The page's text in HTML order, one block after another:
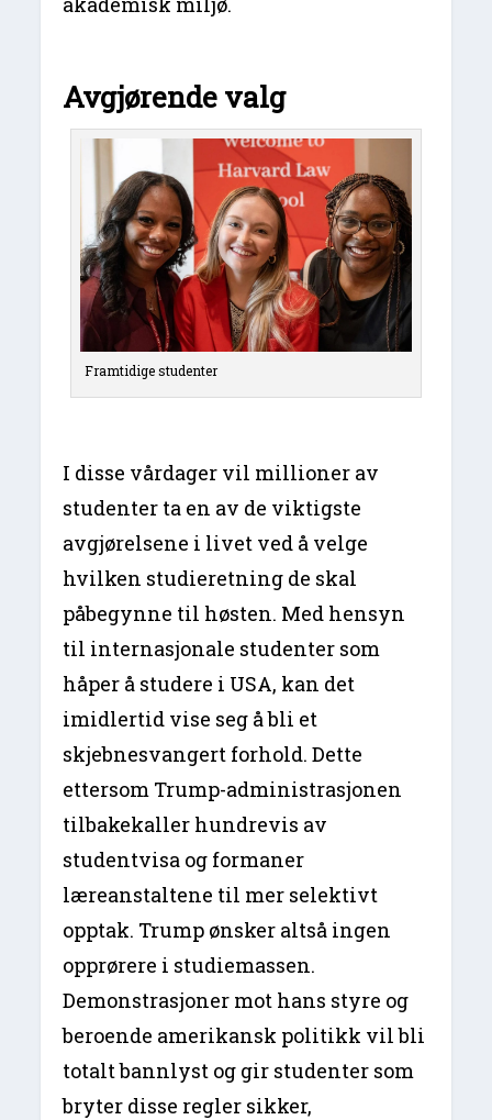
Avgjørende valg
Framtidige studenter
I disse vårdager vil millioner av
studenter ta en av de viktigste
avgjørelsene i livet ved å velge
hvilken studieretning de skal
påbegynne til høsten. Med hensyn
til internasjonale studenter som
håper å studere i USA, kan det
imidlertid vise seg å bli et
skjebnesvangert forhold. Dette
ettersom Trump-administrasjonen
tilbakekaller hundrevis av
studentvisa og formaner
læreanstaltene til mer selektivt
opptak. Trump ønsker altså ingen
opprørere i studiemassen.
Demonstrasjoner mot hans styre og
beroende amerikansk politikk vil bli
totalt bannlyst og gir studenter som
bryter disse regler sikker,